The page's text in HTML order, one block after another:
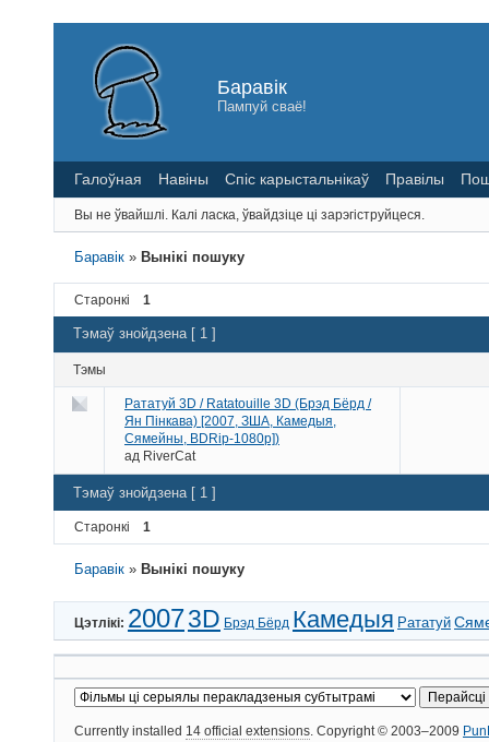
Баравік
Пампуй сваё!
Галоўная Навіны Спіс карыстальнікаў Правілы
Вы не ўвайшлі. Калі ласка, ўвайдзіце ці зарэгіструйцеся.
Баравік » Вынікі пошуку
Старонкі 1
Тэмаў знойдзена [ 1 ]
Тэмы
Рататуй 3D / Ratatouille 3D (Брэд Бёрд /
Ян Пінкава) [2007, ЗША, Камедыя,
Сямейны, BDRip-1080p])
ад RiverCat
Тэмаў знойдзена [ 1 ]
Старонкі 1
Баравік » Вынікі пошуку
Цэтлікі: 20073D Брэд Бёрд Камедыя Рататуй
Currently installed 14 official extensions. Copyright © 2003–2009